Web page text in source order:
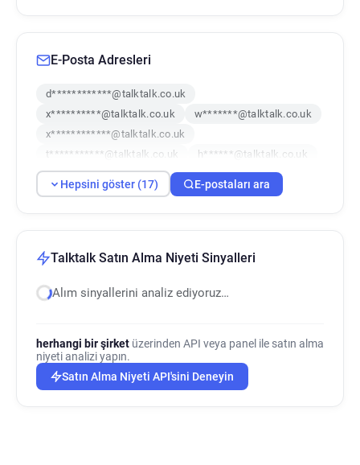
E-Posta Adresleri
d************@talktalk.co.uk
x**********@talktalk.co.uk
w*******@talktalk.co.uk
x************@talktalk.co.uk
t***********@talktalk.co.uk
h******@talktalk.co.uk
a*****@talktalk.co.uk
b*******@talktalk.co.uk
v********@talktalk.co.uk
g*****@talktalk.co.uk
i*******@talktalk.co.uk
k***********@talktalk.co.uk
Hepsini göster (17) E-postaları ara
Talktalk Satın Alma Niyeti Sinyalleri
Alım sinyallerini analiz ediyoruz…
herhangi bir şirket üzerinden API veya panel ile satın alma
niyeti analizi yapın.
Satın Alma Niyeti API'sini Deneyin